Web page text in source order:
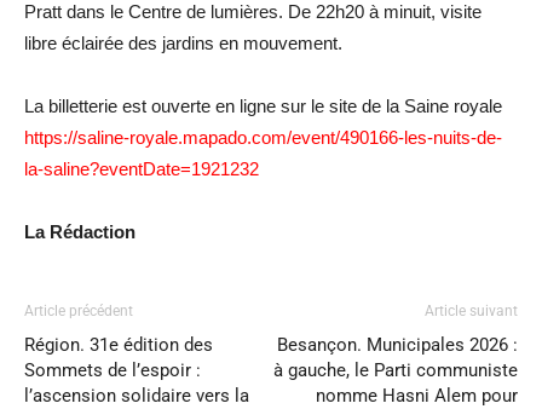
Pratt dans le Centre de lumières. De 22h20 à minuit, visite
libre éclairée des jardins en mouvement.
La billetterie est ouverte en ligne sur le site de la Saine royale
https://saline-royale.mapado.com/event/490166-les-nuits-de-
la-saline?eventDate=1921232
La Rédaction
Article précédent
Région. 31e édition des
Sommets de l’espoir :
l’ascension solidaire vers la
Article suivant
Besançon. Municipales 2026 :
à gauche, le Parti communiste
nomme Hasni Alem pour